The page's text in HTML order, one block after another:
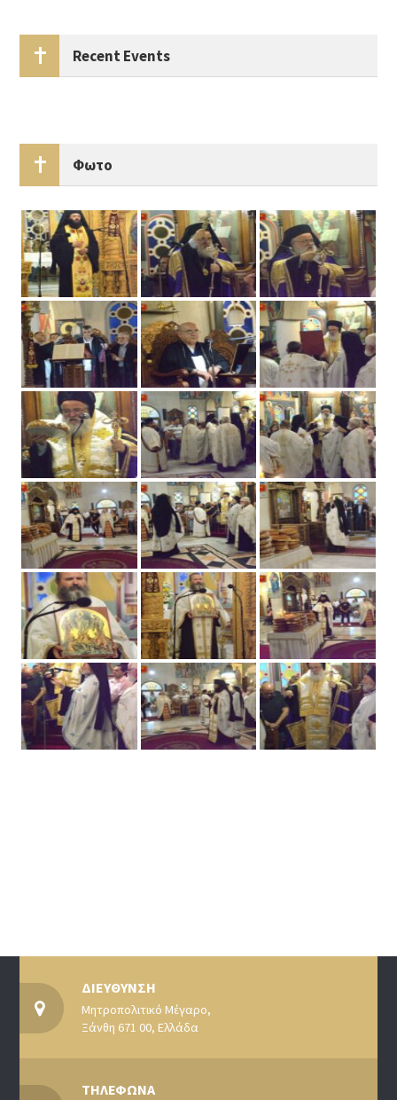
Recent Events
Φωτο
ΔΙΕΥΘΥΝΣΗ
Μητροπολιτικό Μέγαρο,
Ξάνθη 671 00, Ελλάδα
ΤΗΛΕΦΩΝΑ